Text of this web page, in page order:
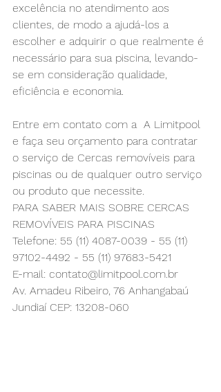
excelência no atendimento aos
clientes, de modo a ajudá-los a
escolher e adquirir o que realmente é
necessário para sua piscina, levando-
se em consideração qualidade,
eficiência e economia.​
Entre em contato com a  A Limitpool
e faça seu orçamento para contratar
o serviço de Cercas removíveis para
piscinas ou de qualquer outro serviço
ou produto que necessite.
PARA SABER MAIS SOBRE CERCAS
REMOVÍVEIS PARA PISCINAS
Telefone: 55 (11) 4087-0039 - 55 (11)
97102-4492 - 55 (11) 97683-5421
E-mail: contato@limitpool.com.br
Av. Amadeu Ribeiro, 76 Anhangabaú
Jundiaí CEP: 13208-060